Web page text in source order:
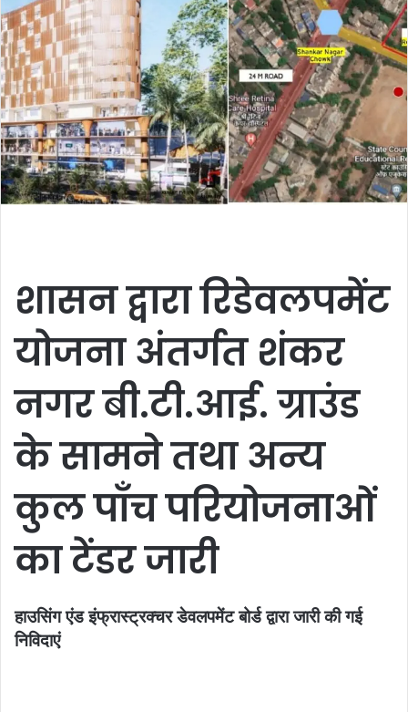
शासन द्वारा रिडेवलपमेंट
योजना अंतर्गत शंकर
नगर बी.टी.आई. ग्राउंड
के सामने तथा अन्य
कुल पाँच परियोजनाओं
का टेंडर जारी
हाउसिंग एंड इंफ्रास्ट्रक्चर डेवलपमेंट बोर्ड द्वारा जारी की गई
निविदाएं